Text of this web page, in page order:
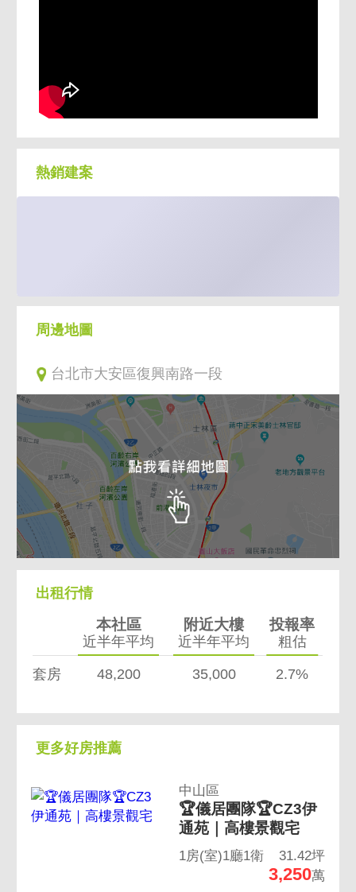
熱銷建案
周邊地圖
台北市大安區復興南路一段
出租行情
本社區
近半年平均
附近大樓
近半年平均
投報率
粗估
套房 48,200 35,000 2.7%
更多好房推薦
中山區
🏆儀居團隊🏆CZ3伊
通苑｜高樓景觀宅
1房(室)1廳1衛 31.42坪
3,250萬